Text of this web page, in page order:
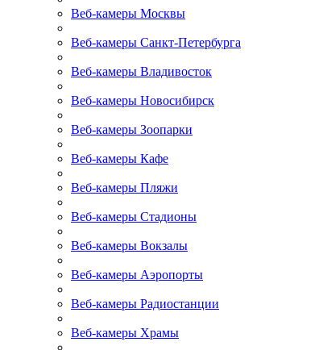
Веб-камеры Москвы
Веб-камеры Санкт-Петербурга
Веб-камеры Владивосток
Веб-камеры Новосибирск
Веб-камеры Зоопарки
Веб-камеры Кафе
Веб-камеры Пляжи
Веб-камеры Стадионы
Веб-камеры Вокзалы
Веб-камеры Аэропорты
Веб-камеры Радиостанции
Веб-камеры Храмы